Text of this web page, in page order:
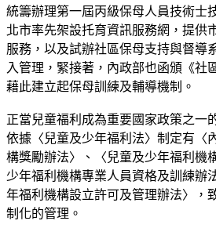
統籌辦理第一屆丙級保母人員技術士
北市率先架設托育資訊服務網，提供
服務，以及試辦社區保母支持與督導
入管理，緊接著，內政部也函頒《社
藉此建立起保母訓練及輔導機制。
正當兒童福利成為重要國家政策之一
依據〈兒童及少年福利法〉制定有〈
構獎勵辦法〉、〈兒童及少年福利機
少年福利機構專業人員資格及訓練辦
年福利機構設立許可及管理辦法〉，
制化的管理。